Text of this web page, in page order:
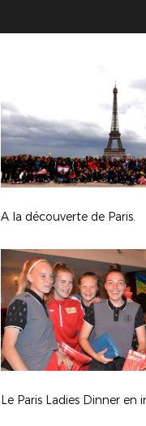
A la découverte de Paris.
Le Paris Ladies Dinner en